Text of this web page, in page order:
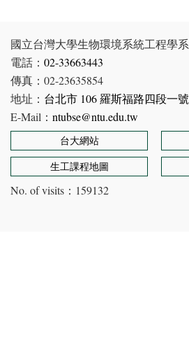
國立台灣大學生物環境系統工程學系
電話： 02-33663443
傳真：02-23635854
地址： 台北市 106 羅斯福路四段一號
E-Mail： ntubse@ntu.edu.tw
台大網站
生工課程地圖
No. of visits： 159132